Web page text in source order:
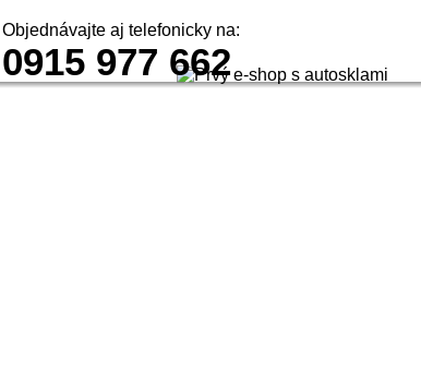
Objednávajte aj telefonicky na:
0915 977 662